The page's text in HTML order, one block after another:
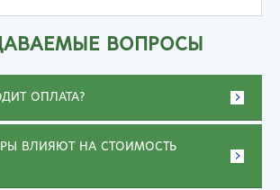
ВОПРОСЫ
ОПЛАТА?
ВЛИЯЮТ НА СТОИМОСТЬ